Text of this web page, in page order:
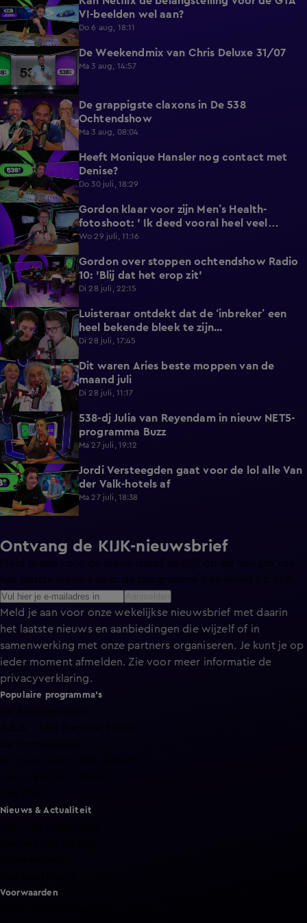
VI-beelden wel aan?
Do 6 aug, 18:11
24:39 De Weekendmix van Chris Deluxe 31/07
Ma 3 aug, 14:57
1:36
De grappigste claxons in De 538
Ochtendshow
Ma 3 aug, 08:04
5:35
Heeft Monique Hansler nog contact met
Denise?
Do 30 juli, 18:29
4:33
Gordon klaar voor zijn Men’s Health-
fotoshoot: ' Ik deed vooral heel veel
wandelen'.
Wo 29 juli, 11:16
4:28
Gordon over stoppen ochtendshow Radio
10: 'Blij dat het erop zit'
Di 28 juli, 22:15
4:45
Luisteraar ontdekt dat de ‘inbreker’ een
heel bekende bleek te zijn...
Di 28 juli, 17:45
2:23
Dit waren Aries beste moppen van de
maand juli
Di 28 juli, 11:17
3:09
538-dj Julia van Reyendam in nieuw NET5-
programma Buzz
Ma 27 juli, 19:12
4:47
Jordi Versteegden gaat voor de lol alle Van
der Valk-hotels af
Ma 27 juli, 18:38
Ontvang de KIJK-nieuwsbrief
Meld je aan voor de nieuwsbrief en blijf op de hoogte van
Meld je aan voor onze wekelijkse nieuwsbrief met daarin
het laatste nieuws en aanbiedingen die wijzelf of in
samenwerking met onze partners organiseren. Je kunt je op
ieder moment afmelden. Zie voor meer informatie de
privacyverklaring.
Populaire programma's
Nieuws & Actualiteit
Voorwaarden